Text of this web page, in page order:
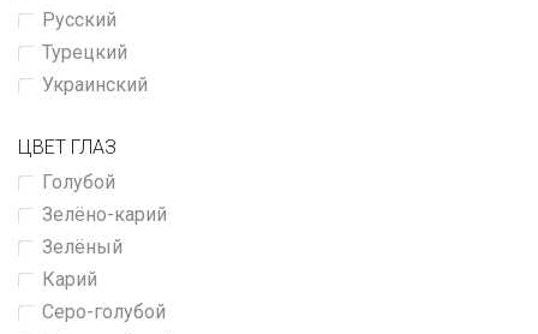
Русский
Турецкий
Украинский
ЦВЕТ ГЛАЗ
Голубой
Зелёно-карий
Зелёный
Карий
Серо-голубой